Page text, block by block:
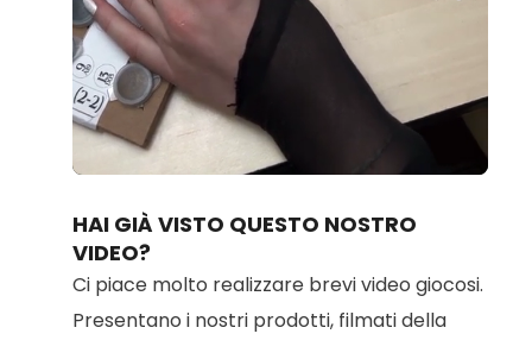
Loaded
100.00%
HAI GIÀ VISTO QUESTO NOSTRO
VIDEO?
Ci piace molto realizzare brevi video giocosi.
Presentano i nostri prodotti, filmati della